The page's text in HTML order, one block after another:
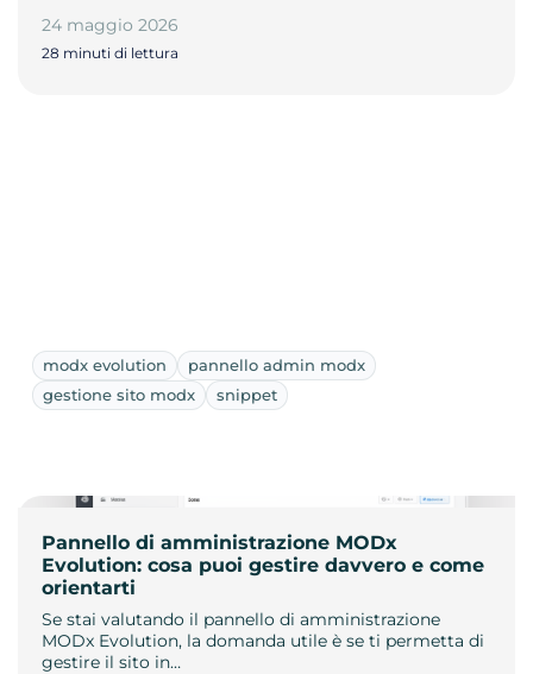
24 maggio 2026
28 minuti di lettura
modx evolution
pannello admin modx
gestione sito modx
snippet
Pannello di amministrazione MODx
Evolution: cosa puoi gestire davvero e come
orientarti
Se stai valutando il pannello di amministrazione
MODx Evolution, la domanda utile è se ti permetta di
gestire il sito in…